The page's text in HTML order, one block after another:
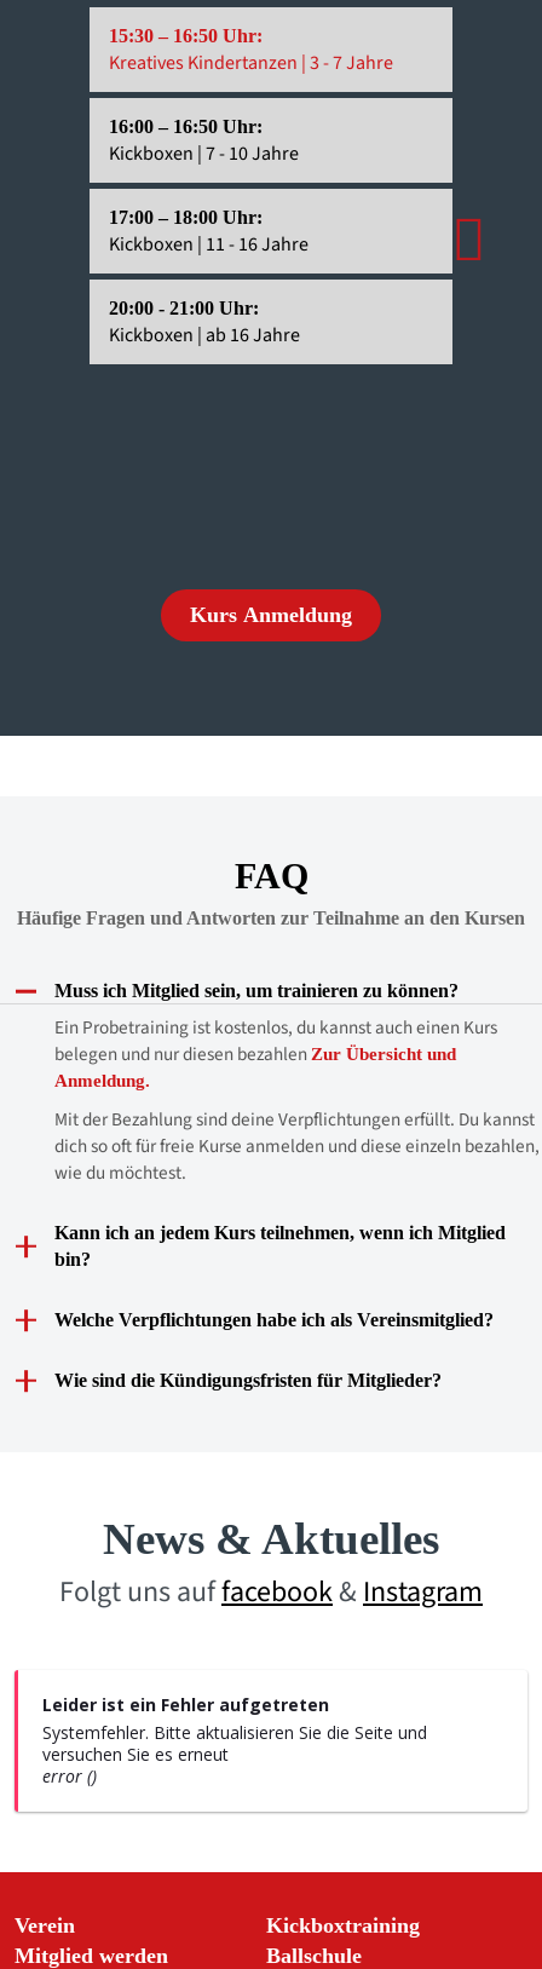
15:30 – 16:50 Uhr:
Kreatives Kindertanzen | 3 - 7 Jahre
16:00 – 16:50 Uhr:
Kickboxen | 7 - 10 Jahre
17:00 – 18:00 Uhr:
Kickboxen | 11 - 16 Jahre
20:00 - 21:00 Uhr:
Kickboxen | ab 16 Jahre
im
Kurs Anmeldung
FAQ
Häufige Fragen und Antworten zur Teilnahme an den Kursen
Muss ich Mitglied sein, um trainieren zu können?
Ein Probetraining ist kostenlos, du kannst auch einen Kurs
belegen und nur diesen bezahlen Zur Übersicht und
Anmeldung.
Mit der Bezahlung sind deine Verpflichtungen erfüllt. Du kannst
dich so oft für freie Kurse anmelden und diese einzeln bezahlen,
wie du möchtest.
Kann ich an jedem Kurs teilnehmen, wenn ich Mitglied
bin?
Welche Verpflichtungen habe ich als Vereinsmitglied?
Wie sind die Kündigungsfristen für Mitglieder?
News & Aktuelles
Folgt uns auffacebook& Instagram
Leider ist ein Fehler aufgetreten
Systemfehler. Bitte aktualisieren Sie die Seite und
versuchen Sie es erneut
error ()
Verein
Mitglied werden
Kickboxtraining
Ballschule